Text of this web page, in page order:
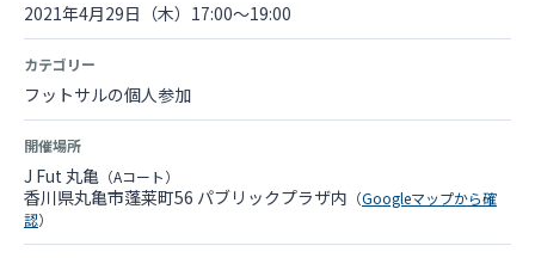
2021年4月29日（木）17:00～19:00
カテゴリー
フットサルの個人参加
開催場所
J Fut 丸亀 （Aコート）
香川県丸亀市蓬莱町56 パブリックプラザ内 （Googleマップから確
認）